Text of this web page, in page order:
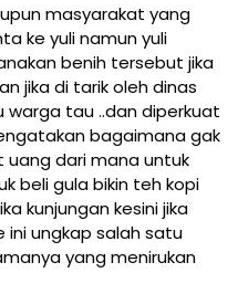
masyarakat yang
ke yuli namun yuli
benih tersebut jika
jika di tarik oleh dinas
warga tau ..dan diperkuat
bagaimana gak
dari mana untuk
beli gula bikin teh kopi
kunjungan kesini jika
ini ungkap salah satu
yang menirukan